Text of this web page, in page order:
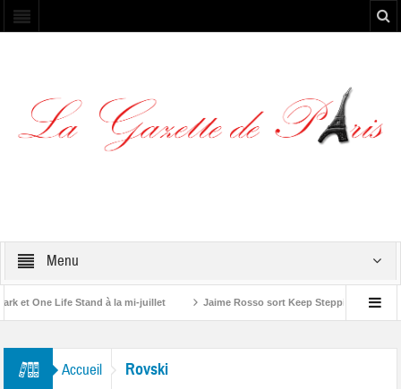
Menu
et One Life Stand à la mi-juillet Jaime Rosso sort Keep Stepping, son
Accueil Rovski